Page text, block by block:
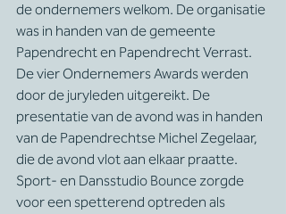
de ondernemers welkom. De organisatie
was in handen van de gemeente
Papendrecht en Papendrecht Verrast.
De vier Ondernemers Awards werden
door de juryleden uitgereikt. De
presentatie van de avond was in handen
van de Papendrechtse Michel Zegelaar,
die de avond vlot aan elkaar praatte.
Sport- en Dansstudio Bounce zorgde
voor een spetterend optreden als